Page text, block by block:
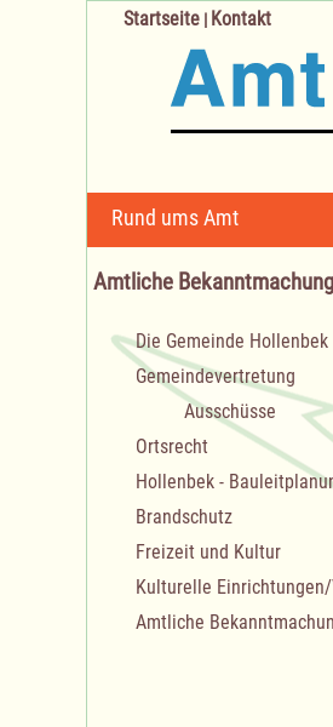
Navigation
überspringen
Rund ums Amt
Startseite | Kontakt
Amtliche
Navigation
überspringen
Die Gemeinde Hollenbek
Gemeindevertretung
Ausschüsse
Ortsrecht
Hollenbek -
Brandschutz
Freizeit und Kultur
Kulturelle
Amtliche